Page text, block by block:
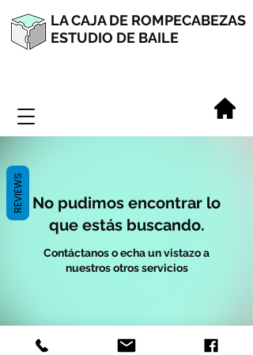
ESTUDIO DE BAILE
LA CAJA DE ROMPECABEZAS
No pudimos encontrar lo
que estás buscando.
Contáctanos o echa un vistazo a
nuestros otros servicios
REVIEWS